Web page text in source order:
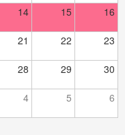
14 15 16
21 22 23
28 29 30
4 5 6